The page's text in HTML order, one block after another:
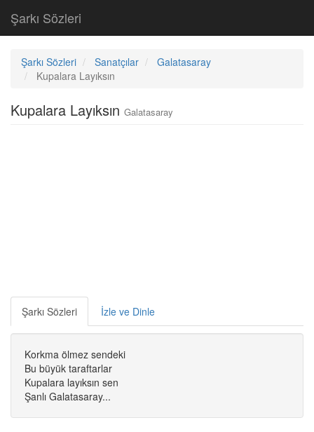
Şarkı Sözleri
Şarkı Sözleri Sanatçılar
Galatasaray
Kupalara Layıksın
Kupalara Layıksın Galatasaray
Şarkı Sözleri İzle ve Dinle
Korkma ölmez sendeki
Bu büyük taraftarlar
Kupalara layıksın sen
Şanlı Galatasaray...